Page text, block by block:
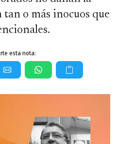
tan o más inocuos que
esta nota: